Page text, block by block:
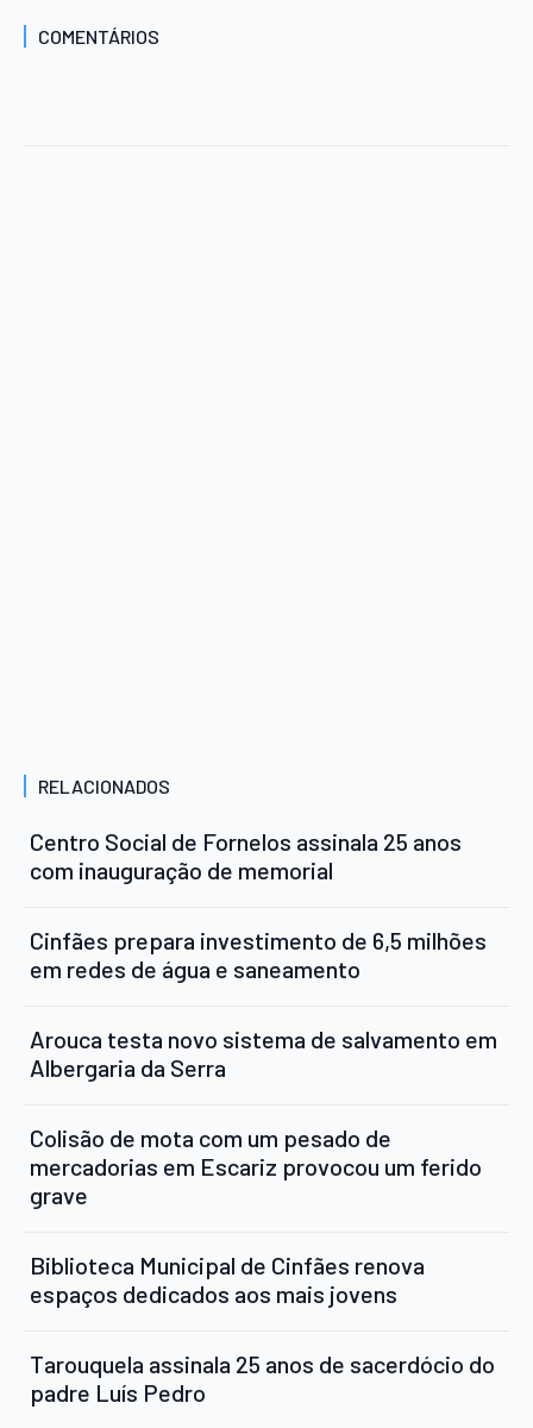
COMENTÁRIOS
RELACIONADOS
Centro Social de Fornelos assinala 25 anos
com inauguração de memorial
Cinfães prepara investimento de 6,5 milhões
em redes de água e saneamento
Arouca testa novo sistema de salvamento em
Albergaria da Serra
Colisão de mota com um pesado de
mercadorias em Escariz provocou um ferido
grave
Biblioteca Municipal de Cinfães renova
espaços dedicados aos mais jovens
Tarouquela assinala 25 anos de sacerdócio do
padre Luís Pedro